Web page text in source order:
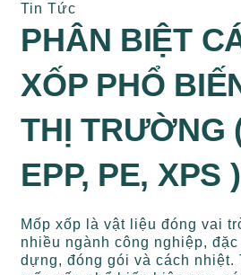
Tin Tức
PHÂN BIỆT
XỐP PHỔ
THỊ TRƯỜNG
EPP, PE, XPS )
Mốp xốp là vật liệu đóng vai
nhiều ngành công nghiệp,
dựng, đóng gói và cách nhiệt.